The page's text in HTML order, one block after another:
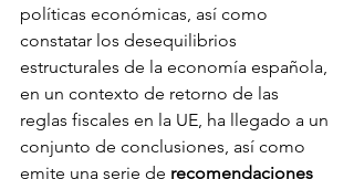
políticas económicas, así como
constatar los desequilibrios
estructurales de la economía española,
en un contexto de retorno de las
reglas fiscales en la UE, ha llegado a un
conjunto de conclusiones, así como
emite una serie de recomendaciones